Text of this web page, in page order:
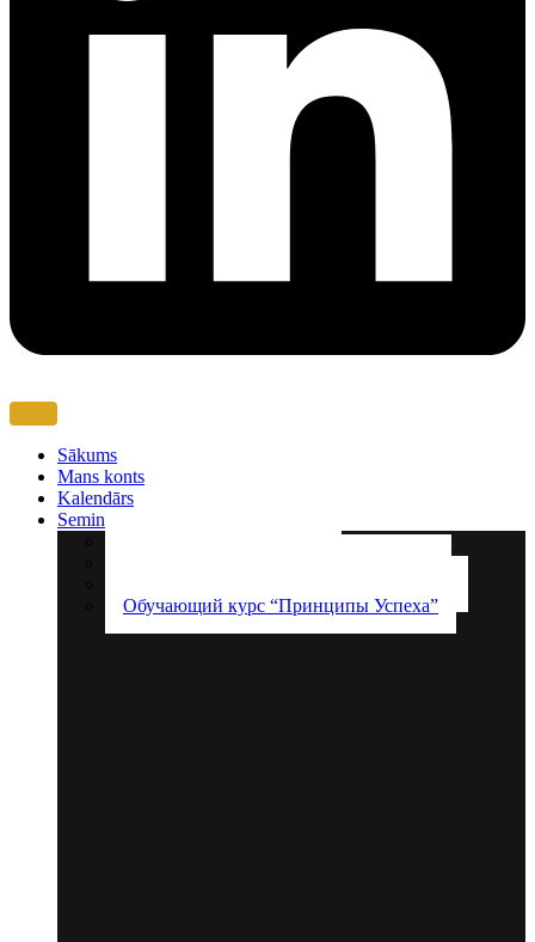
Sākums
Mans konts
Kalendārs
Semināri
Обучающий курс “Принципы Успеха”